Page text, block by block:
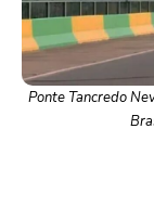
Ponte Tancredo